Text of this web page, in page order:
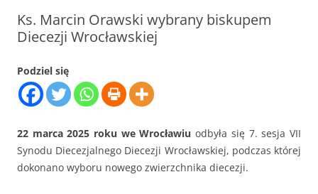
Ks. Marcin Orawski wybrany biskupem
Diecezji Wrocławskiej
Podziel się
22 marca 2025 roku we Wrocławiu odbyła się 7. sesja VII
Synodu Diecezjalnego Diecezji Wrocławskiej, podczas której
dokonano wyboru nowego zwierzchnika diecezji.